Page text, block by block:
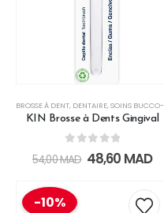
BROSSE À DENT, DENTAIRE,SOINS BUCCO-DENTAIRES
KIN Brosse à Dents Gingival
out of 5
54,00MAD 48,60 MAD
-10%